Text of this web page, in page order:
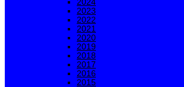
2024
2023
2022
2021
2020
2019
2018
2017
2016
2015